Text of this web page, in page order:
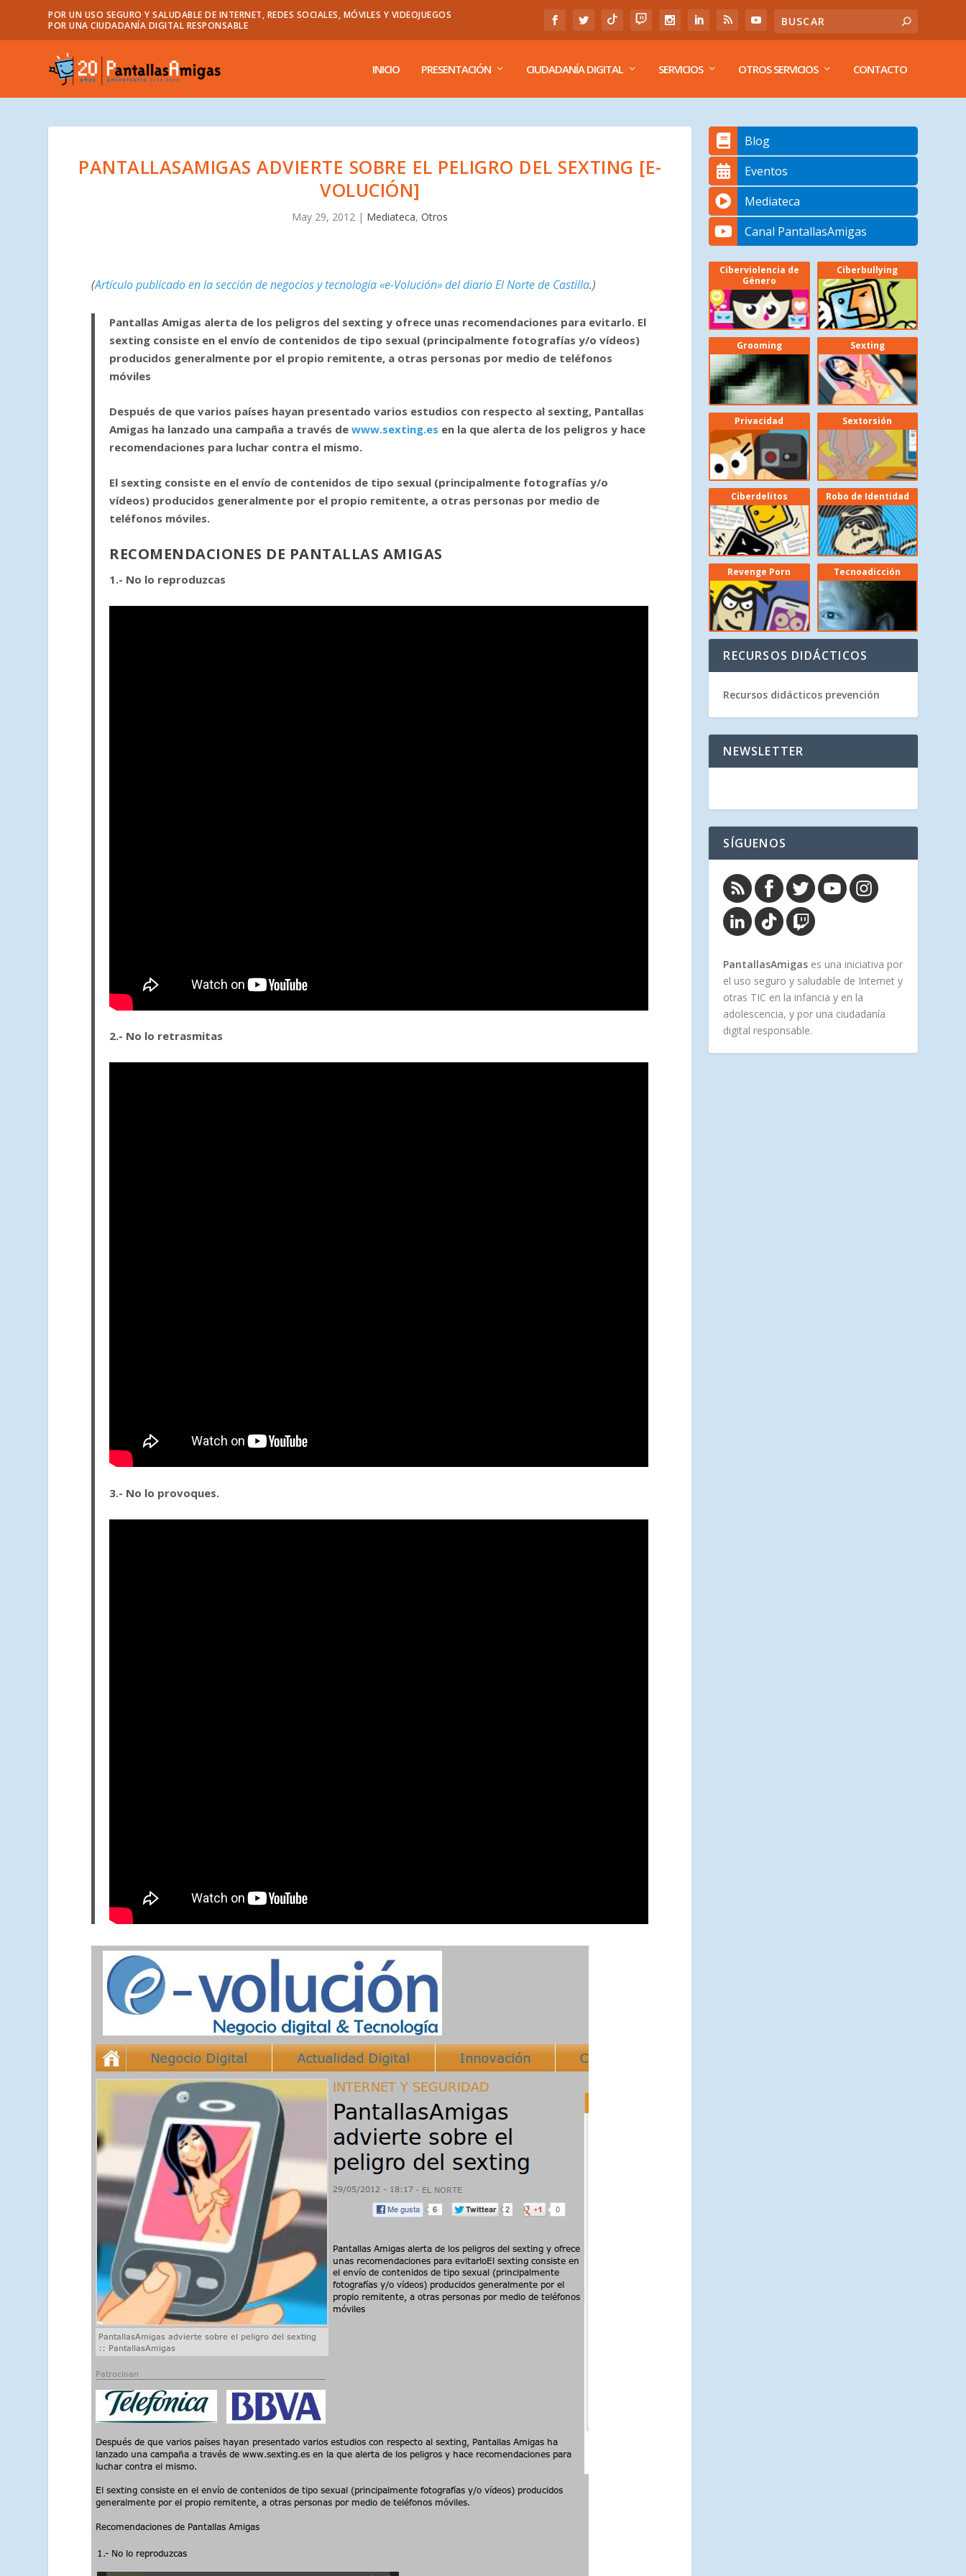
POR UN USO SEGURO Y SALUDABLE DE INTERNET, REDES SOCIALES, MÓVILES Y VIDEOJUEGOS
POR UNA CIUDADANÍA DIGITAL RESPONSABLE
INICIO PRESENTACIÓN CIUDADANÍA DIGITAL SERVICIOS OTROS SERVICIOS CONTACTO
PANTALLASAMIGAS ADVIERTE SOBRE EL PELIGRO DEL SEXTING [E-
VOLUCIÓN]
May 29, 2012 | Mediateca,Otros
(Artículo publicado en la sección de negocios y tecnología «e-Volución» del diario El Norte de Castilla.)
Pantallas Amigas alerta de los peligros del sexting y ofrece unas recomendaciones para evitarlo. El
sexting consiste en el envío de contenidos de tipo sexual (principalmente fotografías y/o vídeos)
producidos generalmente por el propio remitente, a otras personas por medio de teléfonos
móviles
Después de que varios países hayan presentado varios estudios con respecto al sexting, Pantallas
Amigas ha lanzado una campaña a través dewww.sexting.es en la que alerta de los peligros y hace
recomendaciones para luchar contra el mismo.
El sexting consiste en el envío de contenidos de tipo sexual (principalmente fotografías y/o
vídeos) producidos generalmente por el propio remitente, a otras personas por medio de
teléfonos móviles.
RECOMENDACIONES DE PANTALLAS AMIGAS
1.- No lo reproduzcas
2.- No lo retrasmitas
3.- No lo provoques.
Blog
Eventos
Mediateca
Canal PantallasAmigas
Ciberviolencia de
Género
Ciberbullying
Grooming Sexting
Privacidad Sextorsión
Ciberdelitos Robo de Identidad
Revenge Porn Tecnoadicción
RECURSOS DIDÁCTICOS
Recursos didácticos prevención
NEWSLETTER
SÍGUENOS
PantallasAmigas es una iniciativa por
el uso seguro y saludable de Internet y
otras TIC en la infancia y en la
adolescencia, y por una ciudadanía
digital responsable.